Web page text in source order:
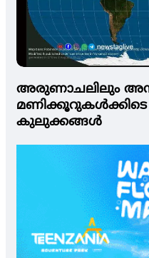
അരുണാചലിലും
മണിക്കൂറുകള്‍ക്കിടെ
കുലുക്കങ്ങള്‍